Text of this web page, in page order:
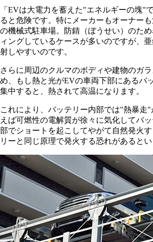
「EVは大電力を蓄えた"エネルギーの塊"
ると危険です。特にメーカーもオーナー
の機械式駐車場。防錆（ぼうせい）のた
ィングしているケースが多いのですが、
射しやすいのです。
さらに周辺のクルマのボディや建物のガ
め、もし熱と光がEVの車両下部にあるバ
集中すると、熱されて高温になります。
これにより、バッテリー内部では"熱暴
えば可燃性の電解質が徐々に気化してバ
部でショートを起こしてやがて自然発火
リーと同じ原理で発火する恐れがあるとい